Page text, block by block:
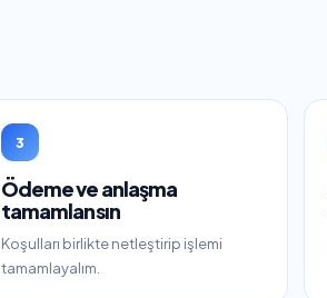
3
Ödeme ve anlaşma
tamamlansın
Koşulları birlikte netleştirip işlemi
tamamlayalım.